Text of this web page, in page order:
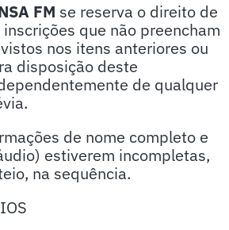
FM se reserva o direito de
que não preencham
nos itens anteriores ou
disposição deste
de qualquer
de nome completo e
estiverem incompletas,
na sequência.